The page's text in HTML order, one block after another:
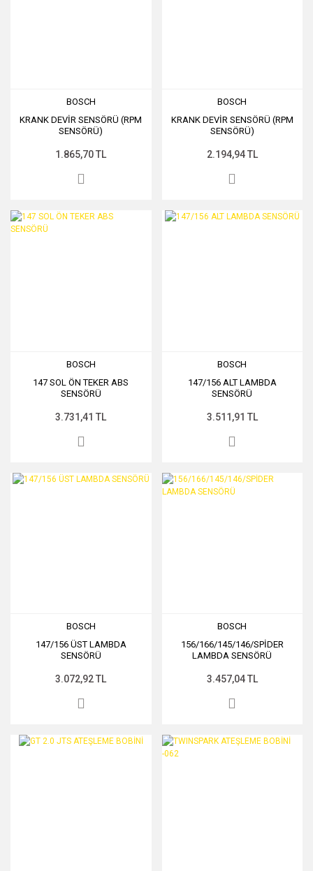
BOSCH
KRANK DEVİR SENSÖRÜ (RPM
SENSÖRÜ)
1.865,70 TL
BOSCH
KRANK DEVİR SENSÖRÜ (RPM
SENSÖRÜ)
2.194,94 TL
BOSCH
147 SOL ÖN TEKER ABS
SENSÖRÜ
3.731,41 TL
BOSCH
147/156 ALT LAMBDA
SENSÖRÜ
3.511,91 TL
BOSCH
147/156 ÜST LAMBDA
SENSÖRÜ
3.072,92 TL
BOSCH
156/166/145/146/SPİDER
LAMBDA SENSÖRÜ
3.457,04 TL